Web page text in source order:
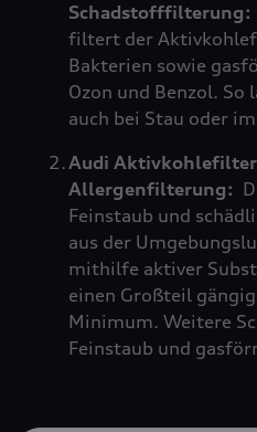
Schadstofffilterung:
filtert der
Bakterien sowie
Ozon und Benzol. So
auch bei Stau oder
Audi Aktivkohlefilter
Allergenfilterung:
Feinstaub und
aus der
mithilfe aktiver
einen Großteil
Minimum. Weitere
Feinstaub und